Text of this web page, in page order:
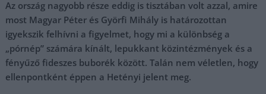
Az ország nagyobb része eddig is tisztában volt azzal, amire
most Magyar Péter és Györfi Mihály is határozottan
igyekszik felhívni a figyelmet, hogy mi a különbség a
„pórnép” számára kínált, lepukkant közintézmények és a
fényűző fideszes buborék között. Talán nem véletlen, hogy
ellenpontként éppen a Hetényi jelent meg.